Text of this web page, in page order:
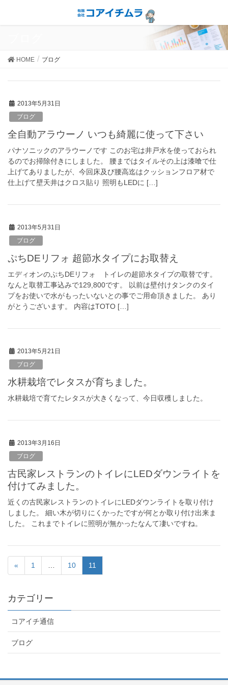
HOME ブログ
2013年5月31日
ブログ
全自動アラウーノ いつも綺麗に使って下さい
パナソニックのアラウーノです このお宅は井戸水を使っておられ
るのでお掃除付きにしました。 腰まではタイルその上は漆喰で仕
上げてありましたが、今回床及び腰高迄はクッションフロア材で
仕上げて壁天井はクロス貼り 照明もLEDに […]
2013年5月31日
ブログ
ぷちDEリフォ 超節水タイプにお取替え
エディオンのぷちDEリフォ トイレの超節水タイプの取替です。
なんと取替工事込みで129,800です。 以前は壁付けタンクのタイ
プをお使いで水がもったいないとの事でご用命頂きました。 あり
がとうございます。 内容はTOTO […]
2013年5月21日
ブログ
水耕栽培でレタスが育ちました。
水耕栽培で育てたレタスが大きくなって、今日収穫しました。
2013年3月16日
ブログ
古民家レストランのトイレにLEDダウンライトを
付けてみました。
近くの古民家レストランのトイレにLEDダウンライトを取り付け
しました。 細い木が切りにくかったですが何とか取り付け出来ま
した。 これまでトイレに照明が無かったなんて凄いですね。
« 1 10 11
カテゴリー
コアイチ通信
ブログ